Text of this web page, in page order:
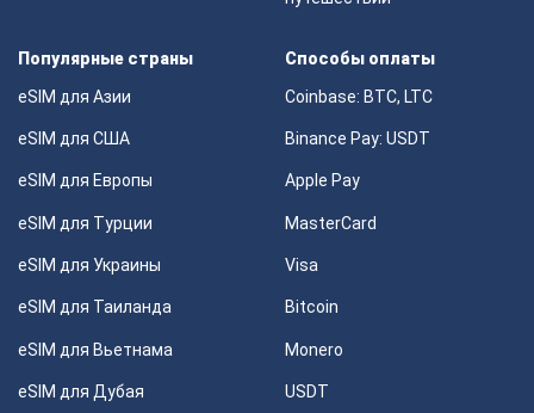
Популярные страны
eSIM для Азии
eSIM для США
eSIM для Европы
eSIM для Турции
eSIM для Украины
eSIM для Таиланда
eSIM для Вьетнама
eSIM для Дубая
Способы оплаты
Coinbase: BTC, LTC
Binance Pay: USDT
Apple Pay
MasterCard
Visa
Bitcoin
Monero
USDT